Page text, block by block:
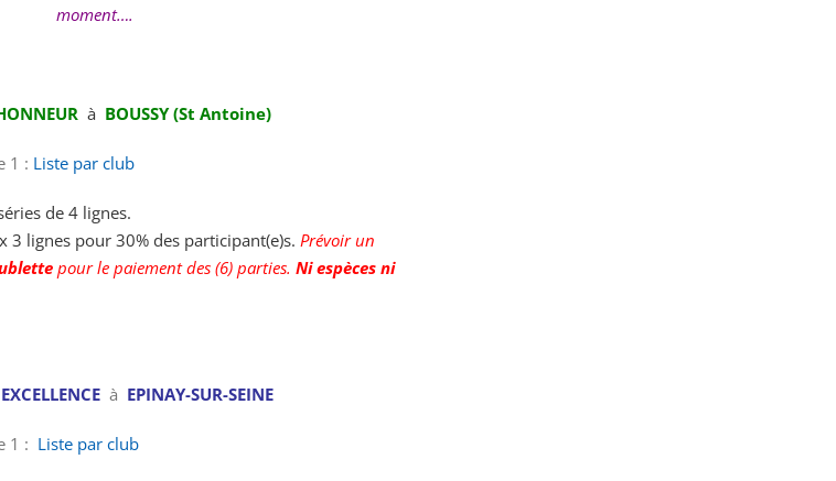
moment….
à BOUSSY (St Antoine)
1 : Liste par club
de 4 lignes.
3 lignes pour 30% des participant(e)s. Prévoir un
pour le paiement des (6) parties. Ni espèces ni
EXCELLENCE à EPINAY-SUR-SEINE
1 : Liste par club